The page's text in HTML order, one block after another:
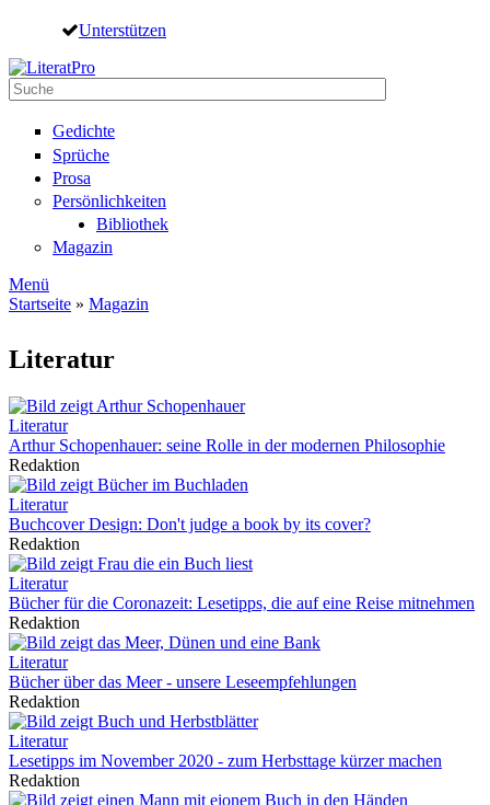
Direkt zum Inhalt
Unterstützen
Suche
Gedichte
Sprüche
Prosa
Persönlichkeiten
Bibliothek
Magazin
Menü
Startseite » Magazin
Literatur
Literatur
Arthur Schopenhauer: seine Rolle in der modernen Philosophie
Redaktion
Literatur
Buchcover Design: Don't judge a book by its cover?
Redaktion
Literatur
Bücher für die Coronazeit: Lesetipps, die auf eine Reise mitnehmen
Redaktion
Literatur
Bücher über das Meer - unsere Leseempfehlungen
Redaktion
Literatur
Lesetipps im November 2020 - zum Herbsttage kürzer machen
Redaktion